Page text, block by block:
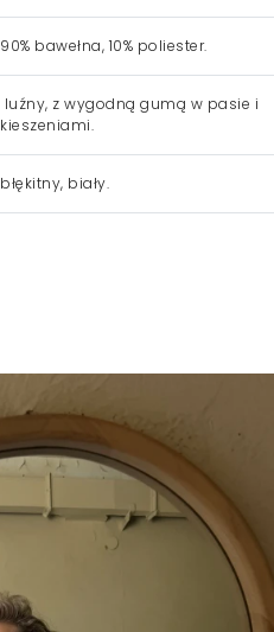
90% bawełna, 10% poliester.
luźny, z wygodną gumą w pasie i
kieszeniami.
błękitny, biały.